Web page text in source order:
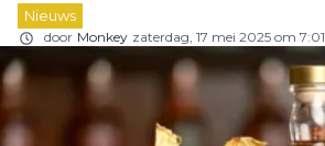
Nieuws
door Monkey zaterdag, 17 mei 2025 om 7:01